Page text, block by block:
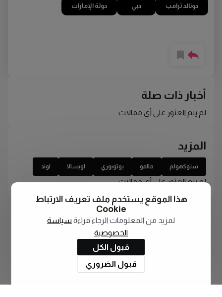
دونالد ترامب دبي دولة الإمارات
أخبار ذات صلة
لم يتم العثور على أي مقالات
المزيد
ستوكهولم مالمو يوتوبوري اوبسالا لوند
لم يتم العثور على أي مقالات
هذا الموقع يستخدم ملف تعريف الارتباط
Cookie
لمزيد من المعلومات الرجاء قراءة سياسة
الخصوصية
قبول الكل
قبول الضروري